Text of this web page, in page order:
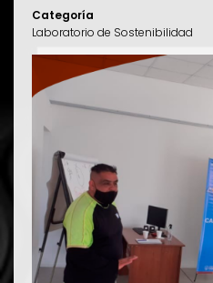
Categoría
Laboratorio de Sostenibilidad